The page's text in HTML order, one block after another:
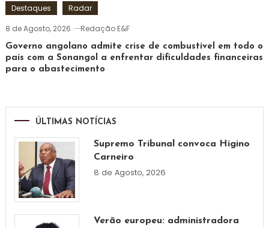
Destaques
Radar
8 de Agosto, 2026
Redação E&F
Governo angolano admite crise de combustível em todo o
país com a Sonangol a enfrentar dificuldades financeiras
para o abastecimento
ÚLTIMAS NOTÍCIAS
Supremo Tribunal convoca Higino
Carneiro
8 de Agosto, 2026
Verão europeu: administradora